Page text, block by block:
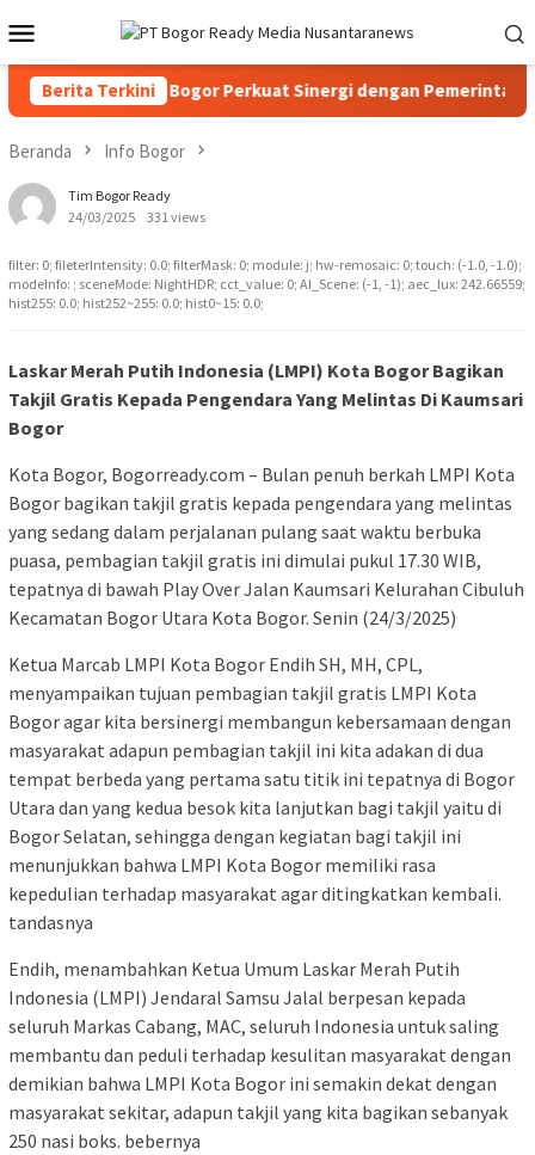
ke
kontenMobile
Berita Terkini
23, PPAD Kota Bogor Perkuat Sinergi dengan Pemerintah
Beranda Info Bogor
Tim Bogor Ready
24/03/2025
331 views
filter: 0; fileterIntensity: 0.0; filterMask: 0; module: j; hw-remosaic: 0; touch: (-1.0, -1.0);
modeInfo: ; sceneMode: NightHDR; cct_value: 0; AI_Scene: (-1, -1); aec_lux: 242.66559;
hist255: 0.0; hist252~255: 0.0; hist0~15: 0.0;
Laskar Merah Putih Indonesia (LMPI) Kota Bogor Bagikan
Takjil Gratis Kepada Pengendara Yang Melintas Di Kaumsari
Bogor
Kota Bogor, Bogorready.com – Bulan penuh berkah LMPI Kota
Bogor bagikan takjil gratis kepada pengendara yang melintas
yang sedang dalam perjalanan pulang saat waktu berbuka
puasa, pembagian takjil gratis ini dimulai pukul 17.30 WIB,
tepatnya di bawah Play Over Jalan Kaumsari Kelurahan Cibuluh
Kecamatan Bogor Utara Kota Bogor. Senin (24/3/2025)
Ketua Marcab LMPI Kota Bogor Endih SH, MH, CPL,
menyampaikan tujuan pembagian takjil gratis LMPI Kota
Bogor agar kita bersinergi membangun kebersamaan dengan
masyarakat adapun pembagian takjil ini kita adakan di dua
tempat berbeda yang pertama satu titik ini tepatnya di Bogor
Utara dan yang kedua besok kita lanjutkan bagi takjil yaitu di
Bogor Selatan, sehingga dengan kegiatan bagi takjil ini
menunjukkan bahwa LMPI Kota Bogor memiliki rasa
kepedulian terhadap masyarakat agar ditingkatkan kembali.
tandasnya
Endih, menambahkan Ketua Umum Laskar Merah Putih
Indonesia (LMPI) Jendaral Samsu Jalal berpesan kepada
seluruh Markas Cabang, MAC, seluruh Indonesia untuk saling
membantu dan peduli terhadap kesulitan masyarakat dengan
demikian bahwa LMPI Kota Bogor ini semakin dekat dengan
masyarakat sekitar, adapun takjil yang kita bagikan sebanyak
250 nasi boks. bebernya